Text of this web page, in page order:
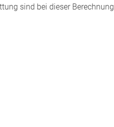
sind bei dieser Berechnung